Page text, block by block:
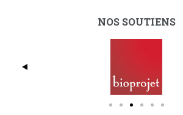
NOS SOUTIENS